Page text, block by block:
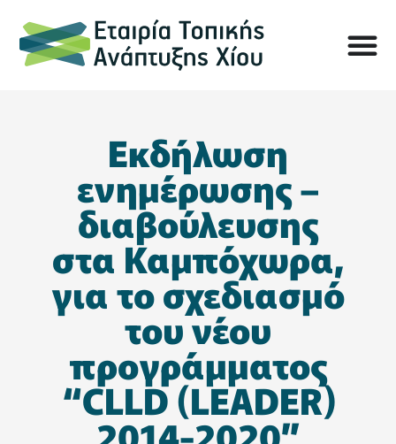
Εκδήλωση
ενημέρωσης –
διαβούλευσης
στα Καμπόχωρα,
για το σχεδιασμό
του νέου
προγράμματος
“CLLD (LEADER)